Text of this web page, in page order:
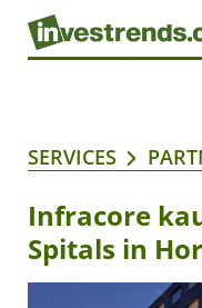
SERVICES
Infracore
Spitals in